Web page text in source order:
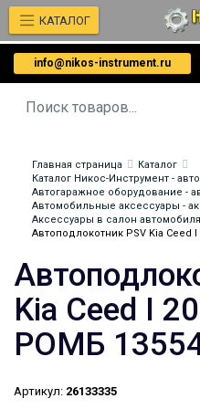
info@nikos-instrument.ru
КАТАЛОГ
Главная страница
Каталог
Каталог Никос-Инструмент -
Автогаражное оборудование -
Автомобильные аксессуары -
Аксессуары в салон
Автоподлокотник PSV Kia Ceed
Kia Ceed I
РОМБ
Артикул: 26133335